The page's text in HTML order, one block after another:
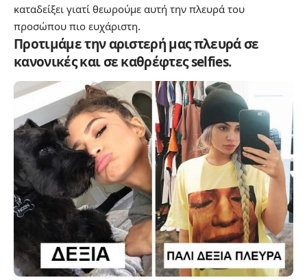
καταδείξει γιατί θεωρούμε αυτή την πλευρά του
προσώπου πιο ευχάριστη.
Προτιμάμε την αριστερή μας πλευρά σε
κανονικές και σε καθρέφτες selfies.